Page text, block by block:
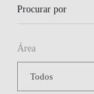
Procurar por
Área